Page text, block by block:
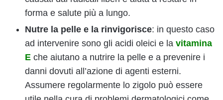
forma e salute più a lungo.
Nutre la pelle e la rinvigorisce: in questo caso
ad intervenire sono gli acidi oleici e la vitamina
E che aiutano a nutrire la pelle e a prevenire i
danni dovuti all’azione di agenti esterni.
Assumere regolarmente lo zigolo può essere